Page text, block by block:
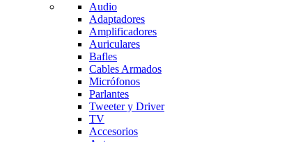
Audio
Adaptadores
Amplificadores
Auriculares
Bafles
Cables Armados
Micrófonos
Parlantes
Tweeter y Driver
TV
Accesorios